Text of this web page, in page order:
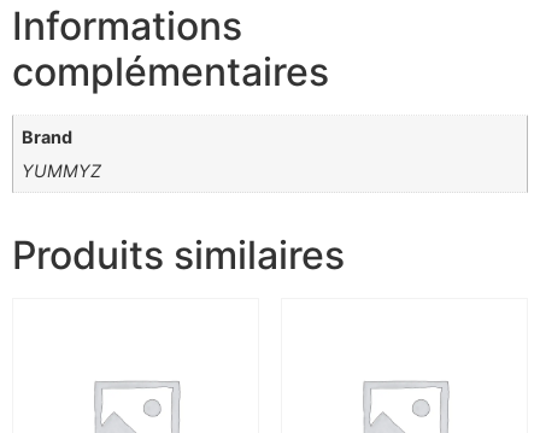
Informations
complémentaires
Brand
YUMMYZ
Produits similaires